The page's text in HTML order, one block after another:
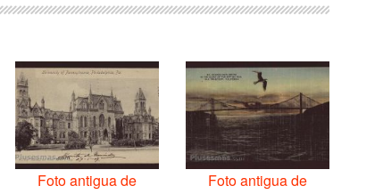
Foto antigua de
Foto antigua de